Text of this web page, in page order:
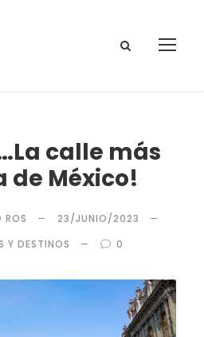
calle más
de México!
ROS
23/JUNIO/2023
Y DESTINOS
0